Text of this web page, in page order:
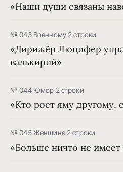
«Наши души связаны
№ 043·Военному·2 строки
«Дирижёр Люцифер
валькирий»
№ 044·Юмор·2 строки
«Кто роет яму другому,
№ 045·Женщине·2 строки
«Больше ничто не имеет